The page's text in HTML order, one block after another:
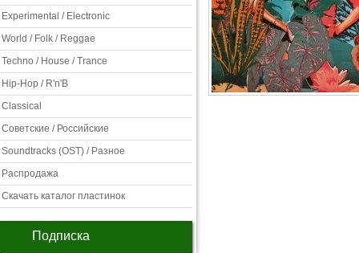
Experimental / Electronic
World / Folk / Reggae
Techno / House / Trance
Hip-Hop / R'n'B
Classical
Советские / Российские
Soundtracks (OST) / Разное
Распродажа
Скачать каталог пластинок
Подписка